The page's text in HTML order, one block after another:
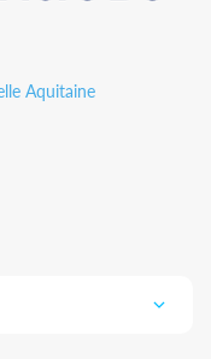
Aquitaine